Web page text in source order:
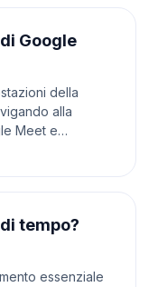
Google
della
alla
Meet e
tempo?
essenziale